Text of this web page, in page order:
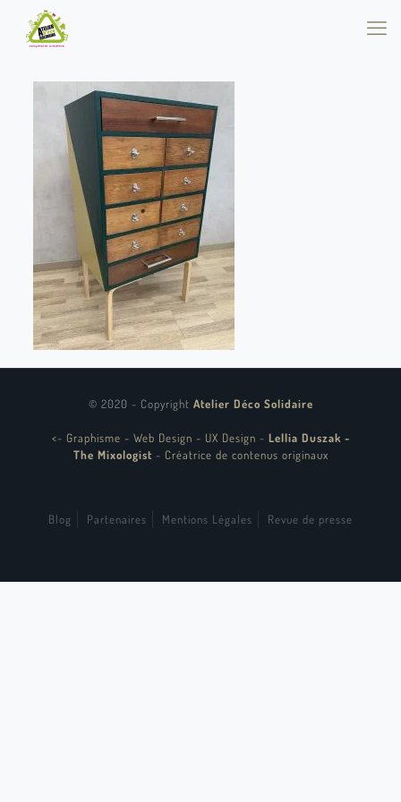
© 2020 - Copyright Atelier Déco Solidaire
<- Graphisme - Web Design - UX Design - Lellia Duszak -
The Mixologist - Créatrice de contenus originaux
Blog Partenaires Mentions Légales Revue de presse